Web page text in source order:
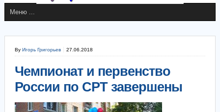
By Игорь Григорьев 27.06.2018
Чемпионат и первенство
России по СРТ завершены